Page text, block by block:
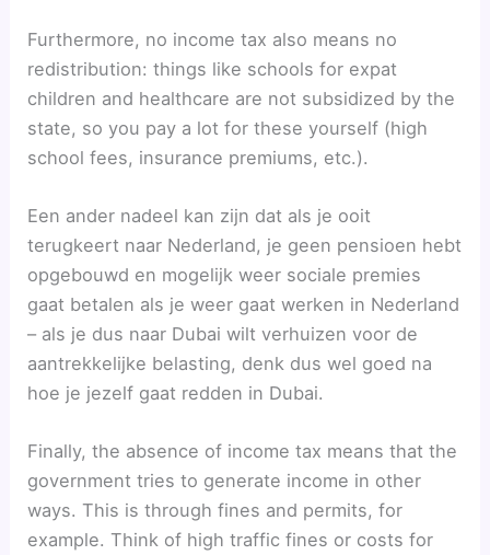
Furthermore, no income tax also means no
redistribution: things like schools for expat
children and healthcare are not subsidized by the
state, so you pay a lot for these yourself (high
school fees, insurance premiums, etc.).
Een ander nadeel kan zijn dat als je ooit
terugkeert naar Nederland, je geen pensioen hebt
opgebouwd en mogelijk weer sociale premies
gaat betalen als je weer gaat werken in Nederland
– als je dus naar Dubai wilt verhuizen voor de
aantrekkelijke belasting, denk dus wel goed na
hoe je jezelf gaat redden in Dubai.
Finally, the absence of income tax means that the
government tries to generate income in other
ways. This is through fines and permits, for
example. Think of high traffic fines or costs for